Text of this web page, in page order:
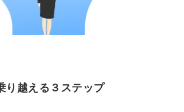
り越える３ステップ